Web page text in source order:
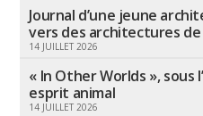
Journal d’une jeune
vers des architectures de
14 JUILLET 2026
« In Other Worlds », sous
esprit animal
14 JUILLET 2026